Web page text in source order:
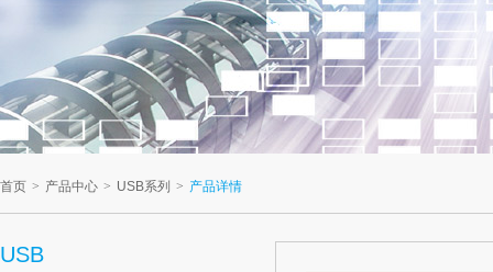
首页 > 产品中心 > USB系列 > 产品详情
USB